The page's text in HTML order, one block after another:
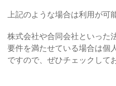
上記のような場合は利用が可
株式会社や合同会社といった
要件を満たせている場合は個
ですので、ぜひチェックして